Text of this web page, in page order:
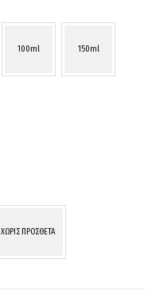
100ml 150ml
ΧΩΡΙΣ ΠΡΟΣΘΕΤΑ